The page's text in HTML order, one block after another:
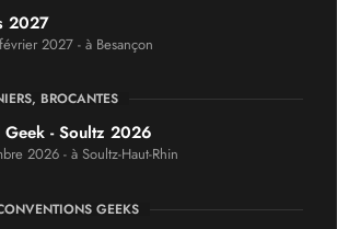
2027
2027 - à Besançon
BROCANTES
Geek - Soultz 2026
2026 - à Soultz-Haut-Rhin
GEEKS